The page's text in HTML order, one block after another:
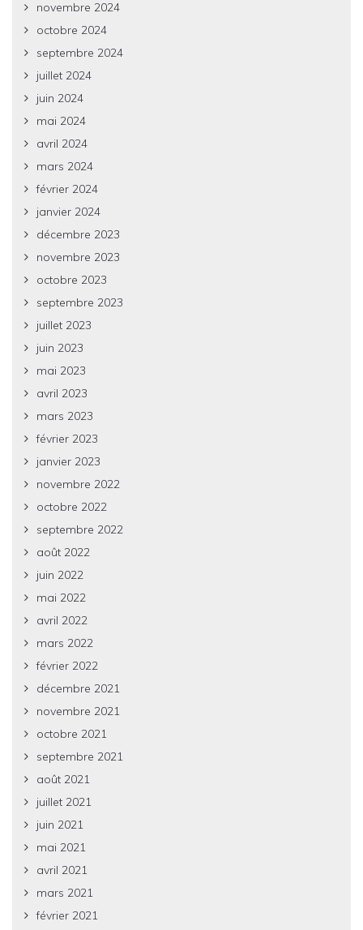
novembre 2024
octobre 2024
septembre 2024
juillet 2024
juin 2024
mai 2024
avril 2024
mars 2024
février 2024
janvier 2024
décembre 2023
novembre 2023
octobre 2023
septembre 2023
juillet 2023
juin 2023
mai 2023
avril 2023
mars 2023
février 2023
janvier 2023
novembre 2022
octobre 2022
septembre 2022
août 2022
juin 2022
mai 2022
avril 2022
mars 2022
février 2022
décembre 2021
novembre 2021
octobre 2021
septembre 2021
août 2021
juillet 2021
juin 2021
mai 2021
avril 2021
mars 2021
février 2021